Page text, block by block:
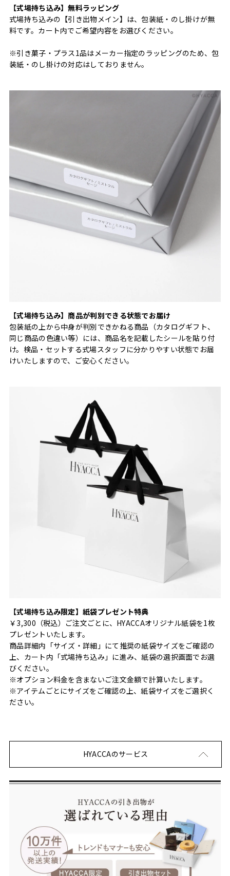
【式場持ち込み】無料ラッピング
式場持ち込みの【引き出物メイン】は、包装紙・のし掛けが無
料です。カート内でご希望内容をお選びください。
※引き菓子・プラス1品はメーカー指定のラッピングのため、包
装紙・のし掛けの対応はしておりません。
【式場持ち込み】商品が判別できる状態でお届け
包装紙の上から中身が判別できかねる商品（カタログギフト、
同じ商品の色違い等）には、商品名を記載したシールを貼り付
け。検品・セットする式場スタッフに分かりやすい状態でお届
けいたしますので、ご安心ください。
【式場持ち込み限定】紙袋プレゼント特典
￥3,300（税込）ご注文ごとに、HYACCAオリジナル紙袋を1枚
プレゼントいたします。
商品詳細内「サイズ・詳細」にて推奨の紙袋サイズをご確認の
上、カート内「式場持ち込み」に進み、紙袋の選択画面でお選
びください。
※オプション料金を含まないご注文金額で計算いたします。
※アイテムごとにサイズをご確認の上、紙袋サイズをご選択く
ださい。
HYACCAのサービス